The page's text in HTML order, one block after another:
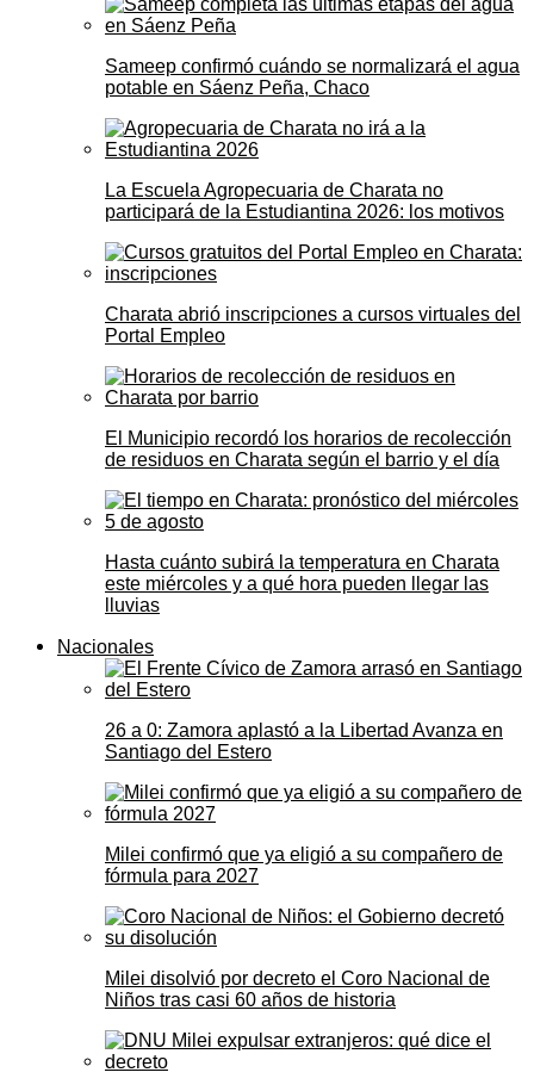
Sameep confirmó cuándo se normalizará el agua
potable en Sáenz Peña, Chaco
La Escuela Agropecuaria de Charata no
participará de la Estudiantina 2026: los motivos
Charata abrió inscripciones a cursos virtuales del
Portal Empleo
El Municipio recordó los horarios de recolección
de residuos en Charata según el barrio y el día
Hasta cuánto subirá la temperatura en Charata
este miércoles y a qué hora pueden llegar las
lluvias
Nacionales
26 a 0: Zamora aplastó a la Libertad Avanza en
Santiago del Estero
Milei confirmó que ya eligió a su compañero de
fórmula para 2027
Milei disolvió por decreto el Coro Nacional de
Niños tras casi 60 años de historia